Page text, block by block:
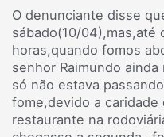
O denunciante disse
sábado(10/04),mas,até
horas,quando fomos
senhor Raimundo
só não estava passando
fome,devido a caridade
restaurante na